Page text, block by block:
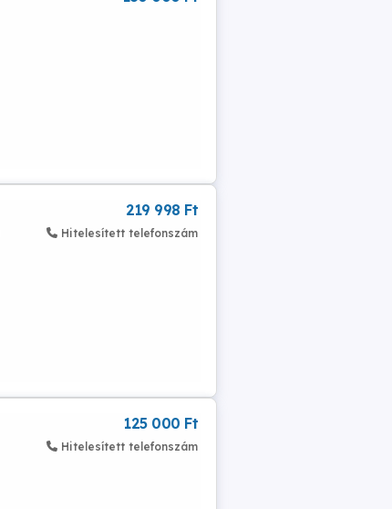
219 998 Ft
Hitelesített telefonszám
125 000 Ft
Hitelesített telefonszám